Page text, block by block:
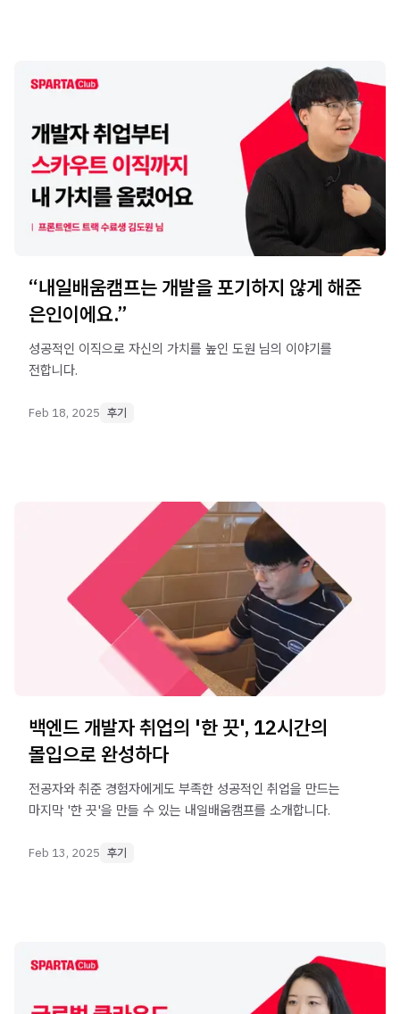
“내일배움캠프는 개발을 포기하지 않게 해준
은인이에요.”
성공적인 이직으로 자신의 가치를 높인 도원 님의 이야기를
전합니다.
Feb 18, 2025 후기
백엔드 개발자 취업의 '한 끗', 12시간의
몰입으로 완성하다
전공자와 취준 경험자에게도 부족한 성공적인 취업을 만드는
마지막 '한 끗'을 만들 수 있는 내일배움캠프를 소개합니다.
Feb 13, 2025 후기